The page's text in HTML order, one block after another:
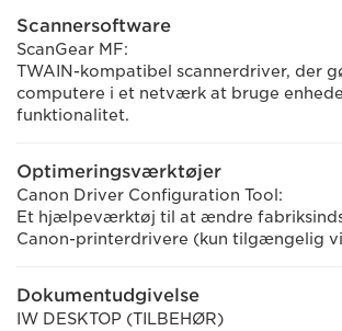
Scannersoftware
ScanGear MF:
TWAIN-kompatibel scannerdriver, der
computere i et netværk at bruge
funktionalitet.
Optimeringsværktøjer
Canon Driver Configuration Tool:
Et hjælpeværktøj til at ændre
Canon-printerdrivere (kun tilgængelig
Dokumentudgivelse
IW DESKTOP (TILBEHØR)